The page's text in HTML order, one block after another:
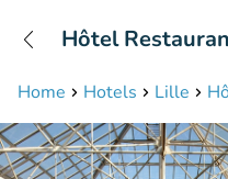
Home Hotels Lille
Hôtel